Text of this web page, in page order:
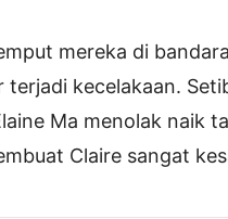
mereka di
kecelakaan.
Ma menolak naik
Claire sangat